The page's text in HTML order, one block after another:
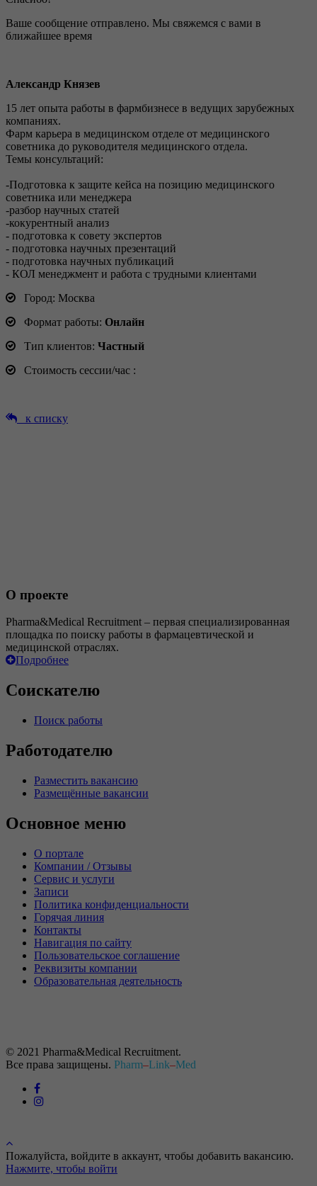
Ваше сообщение отправлено. Мы свяжемся с вами в
ближайшее время
Александр Князев
15 лет опыта работы в фармбизнесе в ведущих зарубежных
компаниях.
Фарм карьера в медицинском отделе от медицинского
советника до руководителя медицинского отдела.
Темы консультаций:
-Подготовка к защите кейса на позицию медицинского
советника или менеджера
-разбор научных статей
-кокурентный анализ
- подготовка к совету экспертов
- подготовка научных презентаций
- подготовка научных публикаций
- КОЛ менеджмент и работа с трудными клиентами
Город: Москва
Формат работы: Онлайн
Тип клиентов: Частный
Стоимость сессии/час :
к списку
О проекте
Pharma&Medical Recruitment – первая специализированная
площадка по поиску работы в фармацевтической и
медицинской отраслях.
Подробнее
Соискателю
Поиск работы
Работодателю
Разместить вакансию
Размещённые вакансии
Основное меню
О портале
Компании / Отзывы
Сервис и услуги
Записи
Политика конфиденциальности
Горячая линия
Контакты
Навигация по сайту
Пользовательское соглашение
Реквизиты компании
Образовательная деятельность
© 2021 Pharma&Medical Recruitment.
Все права защищены. Pharm–Link–Med
Пожалуйста, войдите в аккаунт, чтобы добавить вакансию.
Нажмите, чтобы войти